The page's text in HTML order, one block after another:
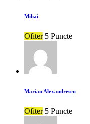
Mihai
Ofiter 5 Puncte
Marian Alexandrescu
Ofiter 5 Puncte